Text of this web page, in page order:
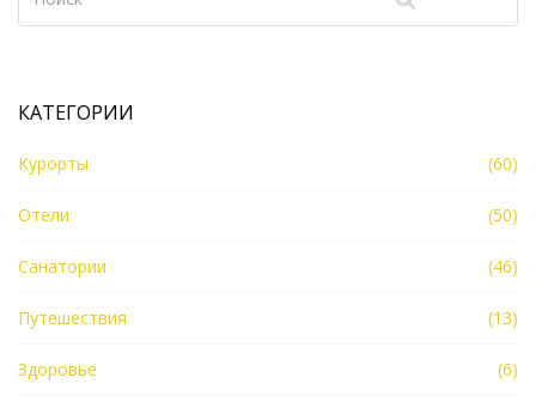
КАТЕГОРИИ
Курорты (60)
Отели (50)
Санатории (46)
Путешествия (13)
Здоровье (6)